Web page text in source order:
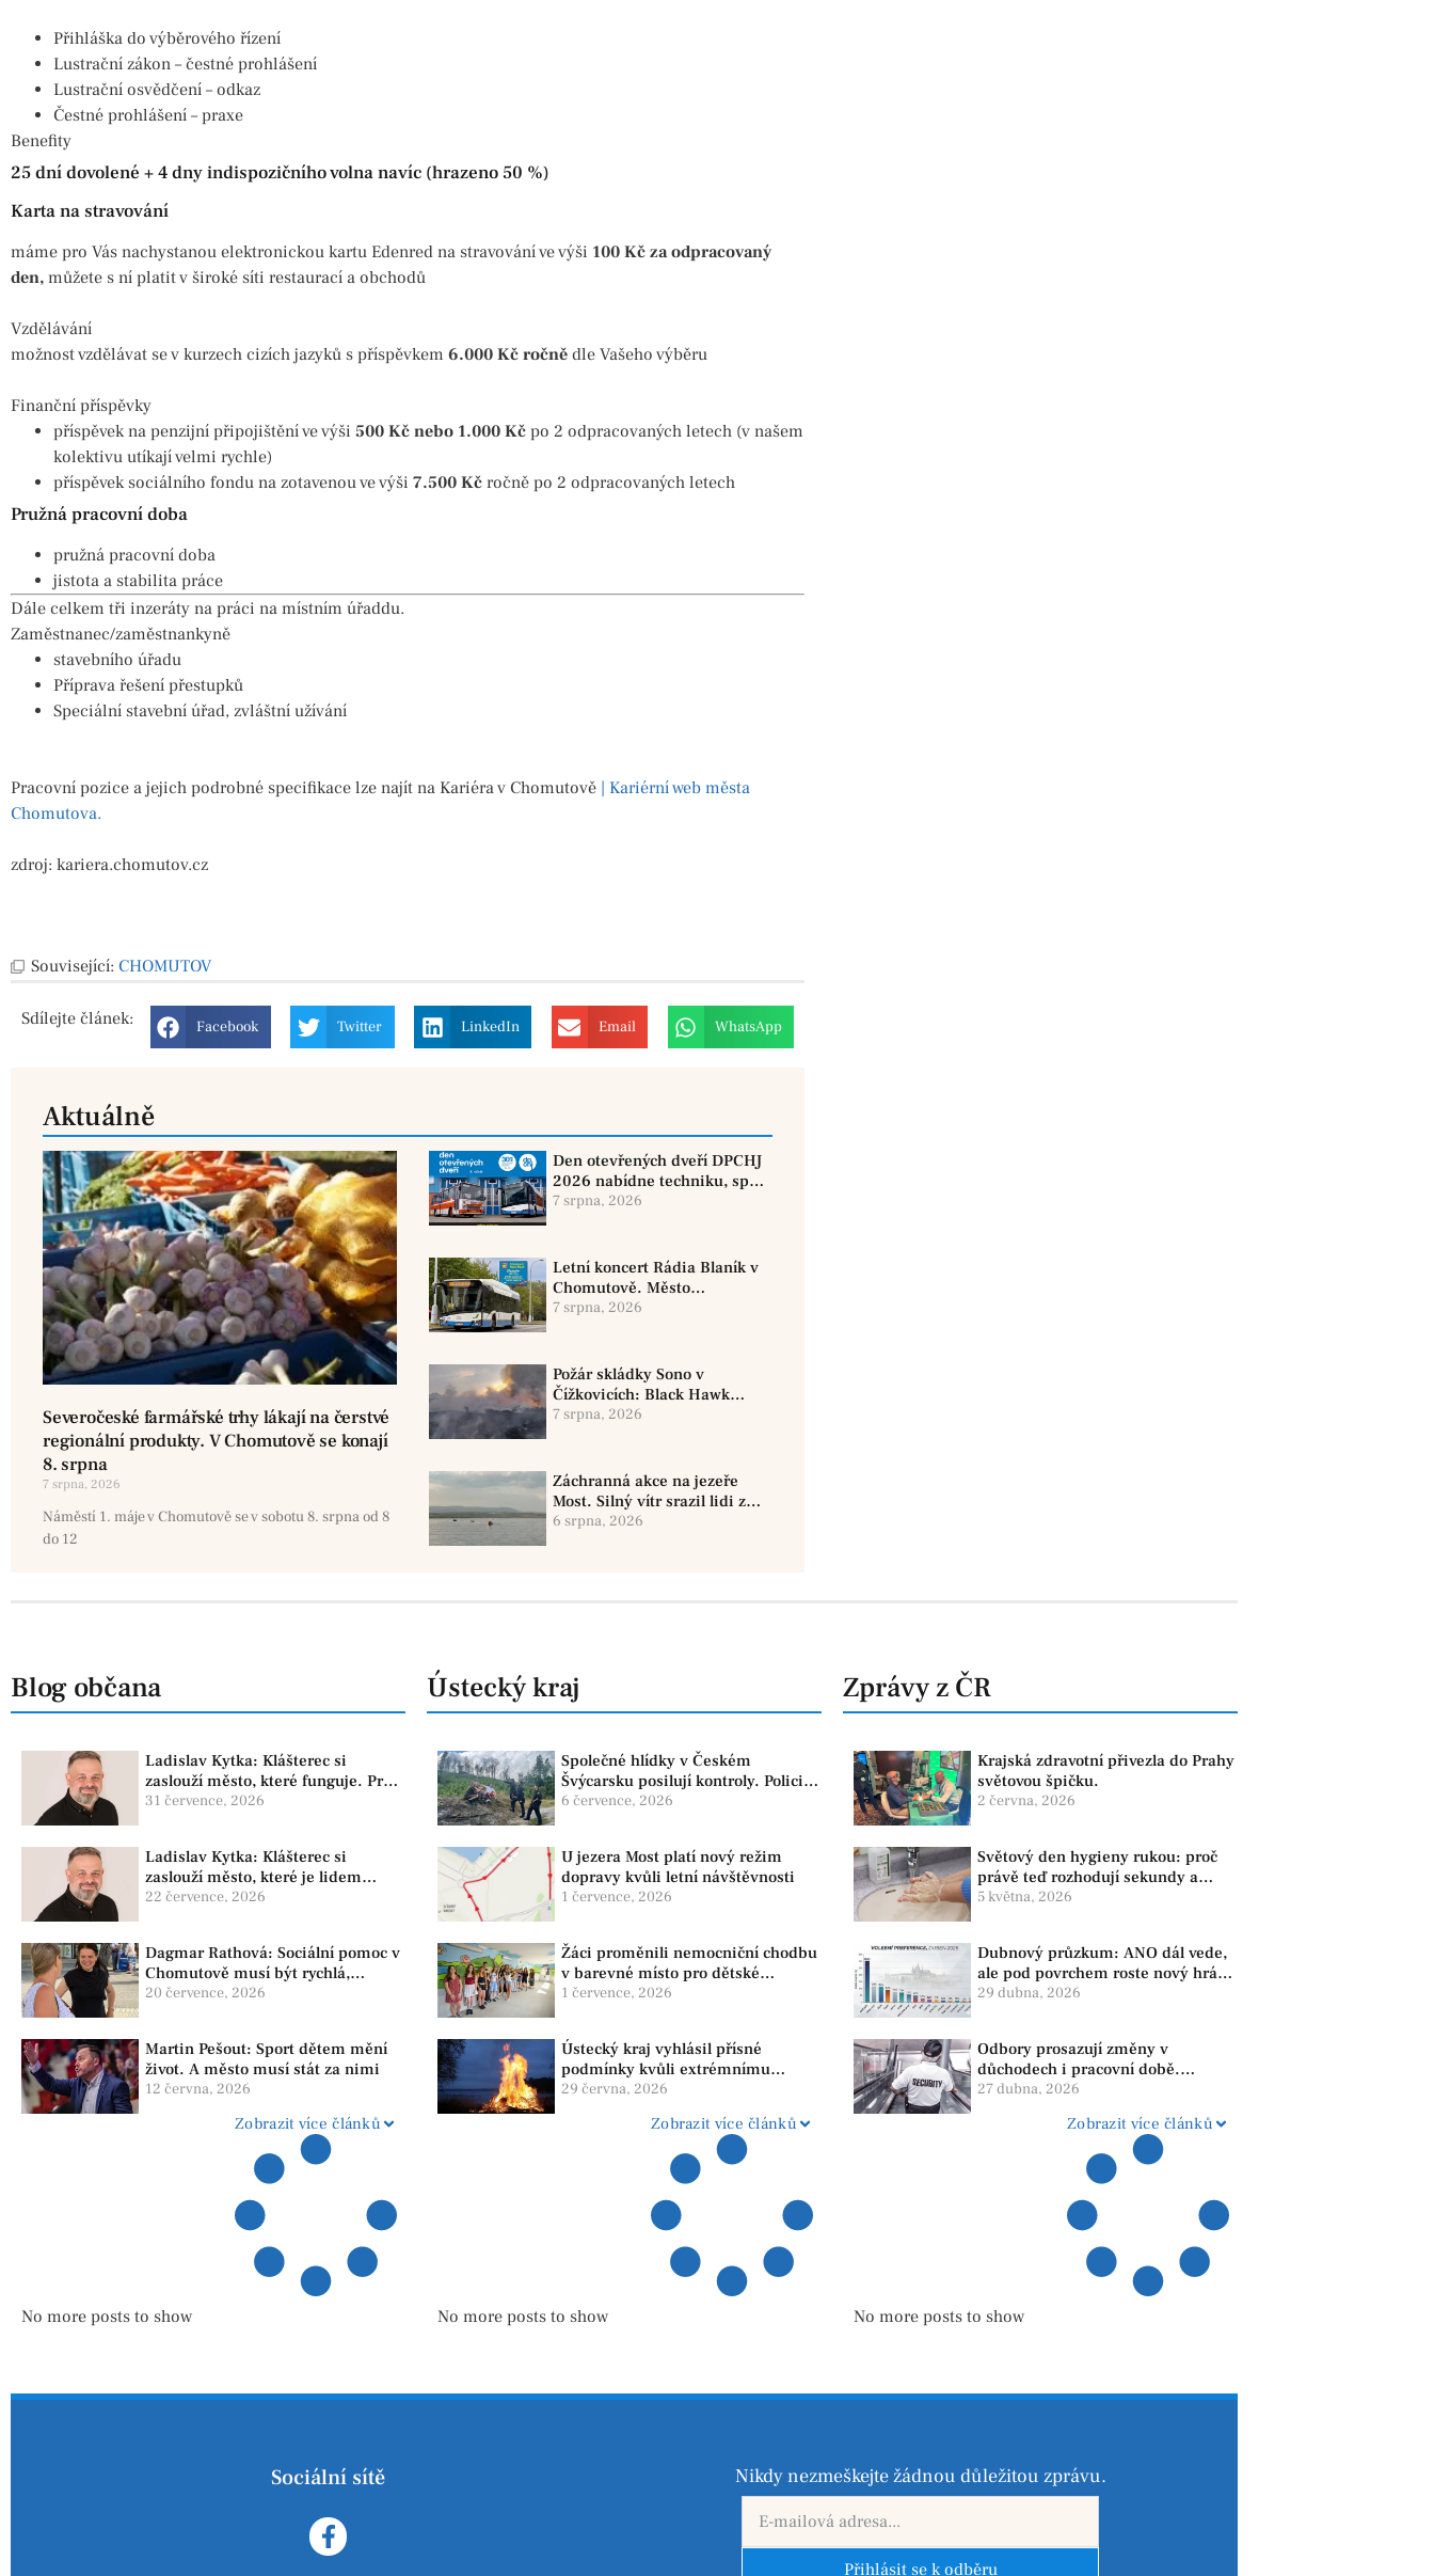
Přihláška do výběrového řízení
Lustrační zákon – čestné prohlášení
Lustrační osvědčení – odkaz
Čestné prohlášení – praxe
Benefity
25 dní dovolené + 4 dny indispozičního volna navíc (hrazeno 50 %)
Karta na stravování
máme pro Vás nachystanou elektronickou kartu Edenred na stravování ve výši 100 Kč za odpracovaný
den, můžete s ní platit v široké síti restaurací a obchodů
Vzdělávání
možnost vzdělávat se v kurzech cizích jazyků s příspěvkem 6.000 Kč ročně dle Vašeho výběru
Finanční příspěvky
příspěvek na penzijní připojištění ve výši 500 Kč nebo 1.000 Kč po 2 odpracovaných letech (v našem
kolektivu utíkají velmi rychle)
příspěvek sociálního fondu na zotavenou ve výši 7.500 Kč ročně po 2 odpracovaných letech
Pružná pracovní doba
pružná pracovní doba
jistota a stabilita práce
Dále celkem tři inzeráty na práci na místním úřaddu.
Zaměstnanec/zaměstnankyně
stavebního úřadu
Příprava řešení přestupků
Speciální stavební úřad, zvláštní užívání
Pracovní pozice a jejich podrobné specifikace lze najít na Kariéra v Chomutově | Kariérní web města
Chomutova.
zdroj: kariera.chomutov.cz
Související: CHOMUTOV
Sdílejte článek: Facebook Twitter LinkedIn Email WhatsApp
Aktuálně
Severočeské farmářské trhy lákají na čerstvé
regionální produkty. V Chomutově se konají
8. srpna
7 srpna, 2026
Náměstí 1. máje v Chomutově se v sobotu 8. srpna od 8
do 12
Den otevřených dveří DPCHJ
2026 nabídne techniku, sport
i jízdy historickými vozy
7 srpna, 2026
Letní koncert Rádia Blaník v
Chomutově. Město
doporučuje využít MHD
7 srpna, 2026
Požár skládky Sono v
Čížkovicích: Black Hawk
provedl 12 shozů vody
7 srpna, 2026
Záchranná akce na jezeře
Most. Silný vítr srazil lidi z
paddleboardů, dvě osoby se
6 srpna, 2026
Blog občana
Ladislav Kytka: Klášterec si
zaslouží město, které funguje. Proto
předkládáme program, který řeší
31 července, 2026
Ladislav Kytka: Klášterec si
zaslouží město, které je lidem
nablízku
22 července, 2026
Dagmar Rathová: Sociální pomoc v
Chomutově musí být rychlá,
srozumitelná a férová. Ne udržovat
20 července, 2026
Martin Pešout: Sport dětem mění
život. A město musí stát za nimi
12 června, 2026
Zobrazit více článků
No more posts to show
Ústecký kraj
Společné hlídky v Českém
Švýcarsku posilují kontroly. Policie
dohlíží na bezpečnost i ochranu
6 července, 2026
U jezera Most platí nový režim
dopravy kvůli letní návštěvnosti
1 července, 2026
Žáci proměnili nemocniční chodbu
v barevné místo pro dětské
pacienty
1 července, 2026
Ústecký kraj vyhlásil přísné
podmínky kvůli extrémnímu
suchu. Platí zákaz ohňů i
29 června, 2026
Zobrazit více článků
No more posts to show
Zprávy z ČR
Krajská zdravotní přivezla do Prahy
světovou špičku.
2 června, 2026
Světový den hygieny rukou: proč
právě teď rozhodují sekundy a
správné mytí rukou
5 května, 2026
Dubnový průzkum: ANO dál vede,
ale pod povrchem roste nový hráč.
Strana PRO se drží nejvýš mezi
29 dubna, 2026
Odbory prosazují změny v
důchodech i pracovní době.
Dopady pocítí i lidé v našem
27 dubna, 2026
Zobrazit více článků
No more posts to show
Sociální sítě Nikdy nezmeškejte žádnou důležitou zprávu.
Přihlásit se k odběru